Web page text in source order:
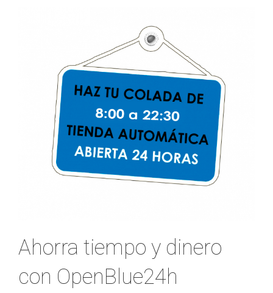
Ahorra tiempo y dinero
con OpenBlue24h